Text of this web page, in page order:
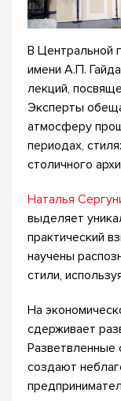
В Центральной
имени А.П.
лекций,
Эксперты
атмосферу
периодах,
столичного
Наталья
выделяет
практический
научены
стили,
На
сдерживает
Разветвленные
создают